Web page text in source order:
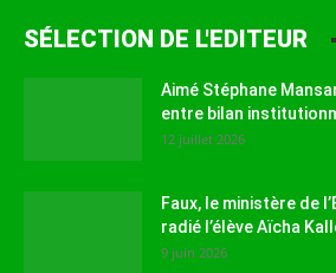
SÉLECTION DE L'EDITEUR
Aimé Stéphane
entre bilan
12 juillet 2026
Faux, le ministère de
radié l’élève Aïcha
9 juin 2026